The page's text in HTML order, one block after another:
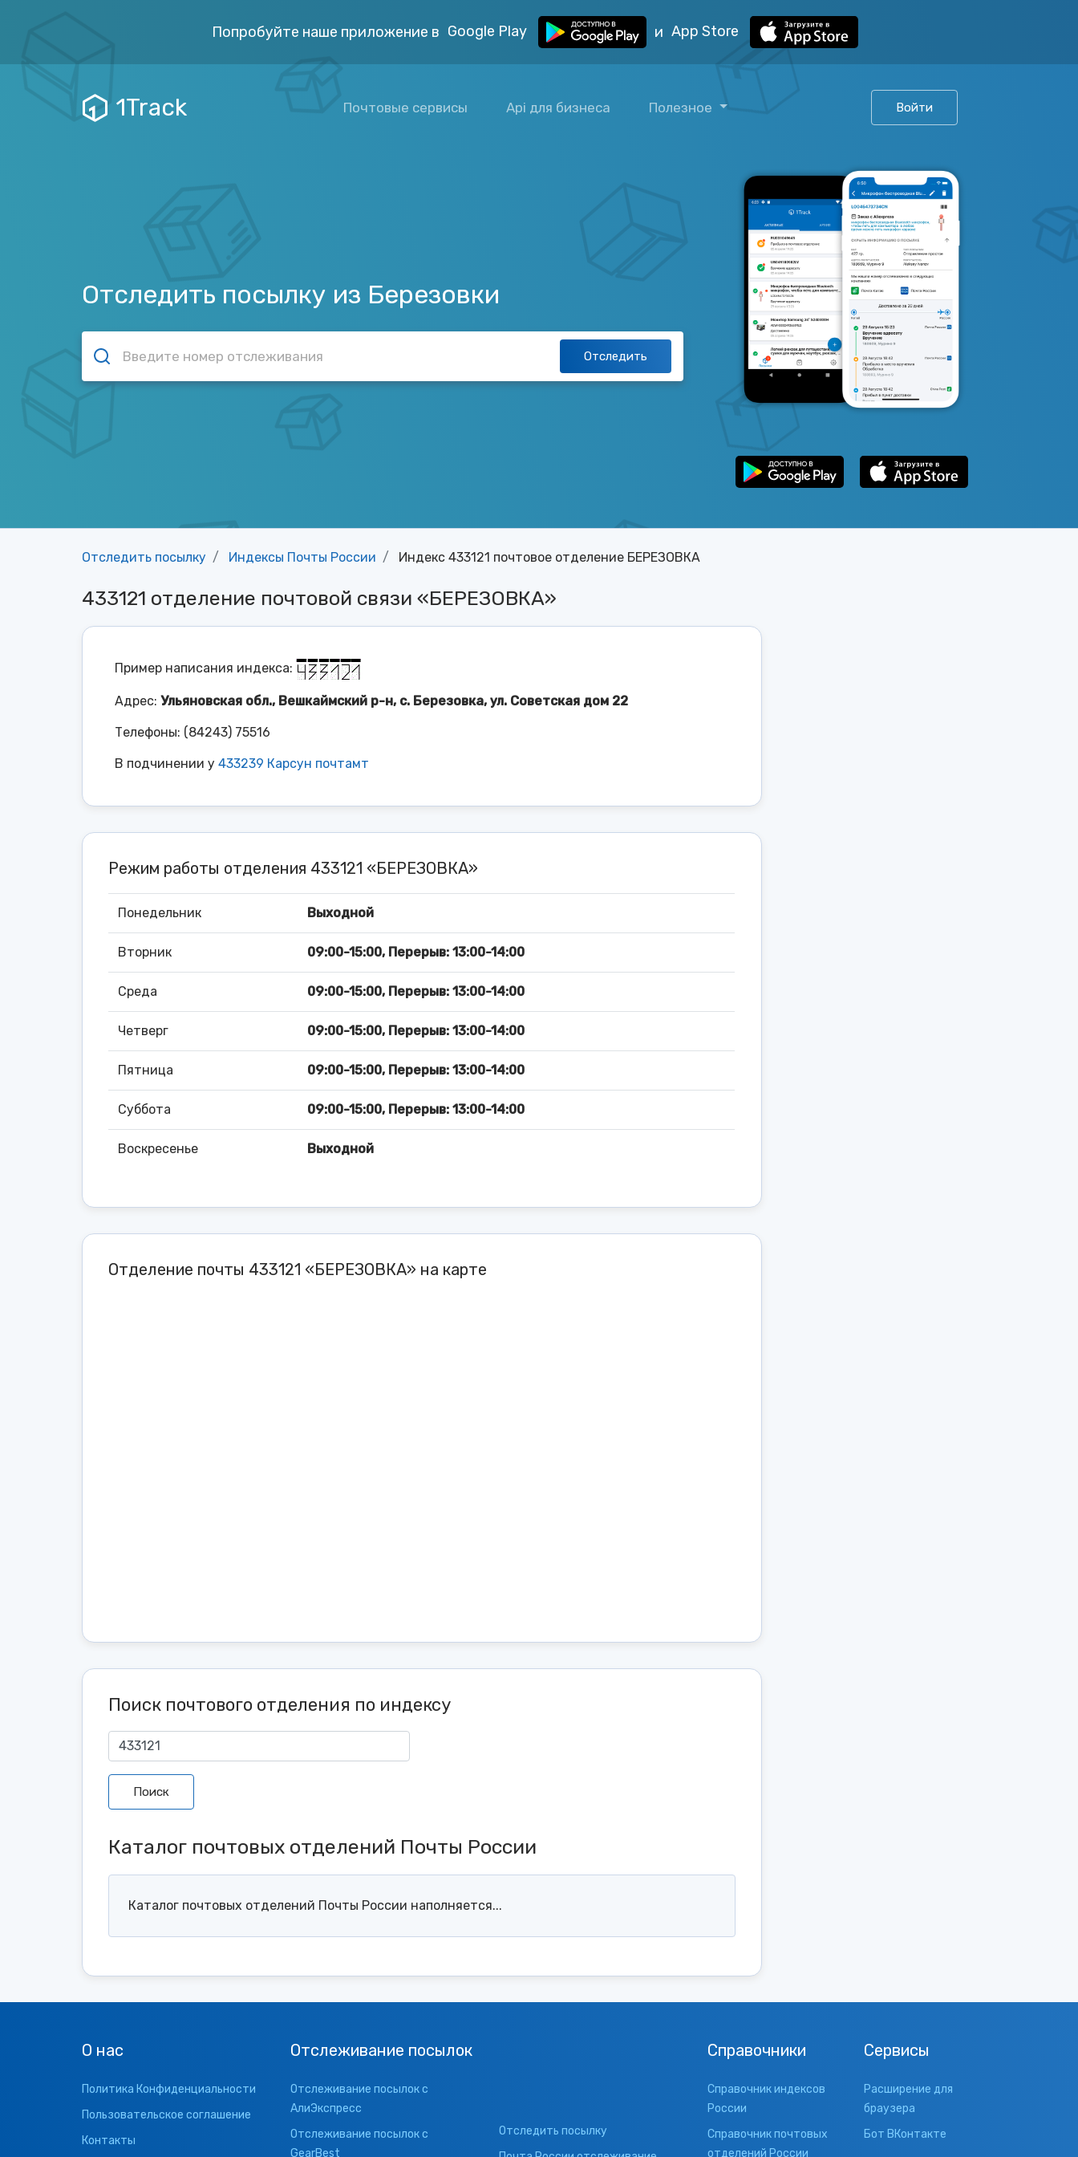
Попробуйте наше приложение в Google Play и App Store
1Track Почтовые сервисы Api для бизнеса Полезное Войти
Отследить посылку из Березовки
Отследить
Отследить посылку Индексы Почты России Индекс 433121 почтовое отделение БЕРЕЗОВКА
433121 отделение почтовой связи «БЕРЕЗОВКА»
Пример написания индекса:
Адрес: Ульяновская обл., Вешкаймский р-н, с. Березовка, ул. Советская дом 22
Телефоны: (84243) 75516
В подчинении у 433239 Карсун почтамт
Режим работы отделения 433121 «БЕРЕЗОВКА»
Понедельник Выходной
Вторник 09:00-15:00, Перерыв: 13:00-14:00
Среда 09:00-15:00, Перерыв: 13:00-14:00
Четверг 09:00-15:00, Перерыв: 13:00-14:00
Пятница 09:00-15:00, Перерыв: 13:00-14:00
Суббота 09:00-15:00, Перерыв: 13:00-14:00
Воскресенье Выходной
Отделение почты 433121 «БЕРЕЗОВКА» на карте
Поиск почтового отделения по индексу
Поиск
Каталог почтовых отделений Почты России
Каталог почтовых отделений Почты России наполняется...
О нас
Политика Конфиденциальности
Пользовательское соглашение
Контакты
Отслеживание посылок
Отслеживание посылок с
АлиЭкспресс
Отслеживание посылок с
GearBest
Отследить посылку
Справочники
Справочник индексов
России
Справочник почтовых
отделений России
Сервисы
Расширение для
браузера
Бот ВКонтакте